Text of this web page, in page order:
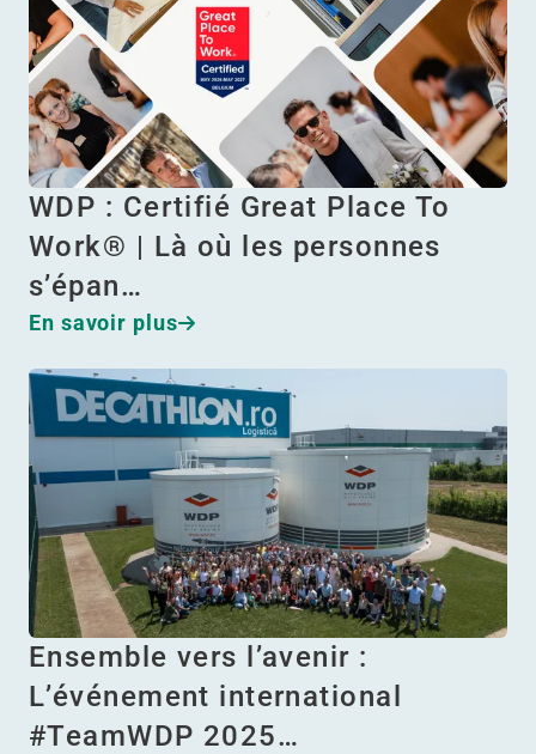
WDP : Certifié Great Place To
Work® | Là où les personnes
s’épan…
En savoir plus
Ensemble vers l’avenir :
L’événement international
#TeamWDP 2025…